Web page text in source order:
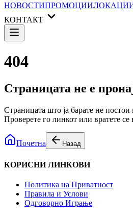
НОВОСТИПРОМОЦИИ
КОНТАКТ
404
Страницата не е
Страницата што ја барате не постои
Проверете го линкот или вратете се
Почетна Назад
КОРИСНИ ЛИНКОВИ
Политика на Приватност
Правила и Услови
Одговорно Играње